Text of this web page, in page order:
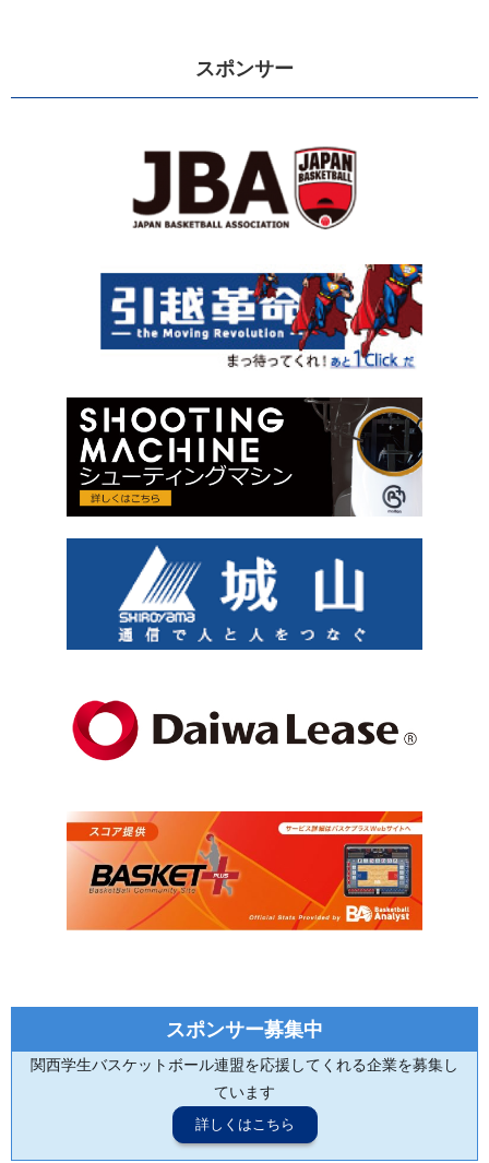
スポンサー
スポンサー募集中
関西学生バスケットボール連盟を応援してくれる企業を募集し
ています
詳しくはこちら